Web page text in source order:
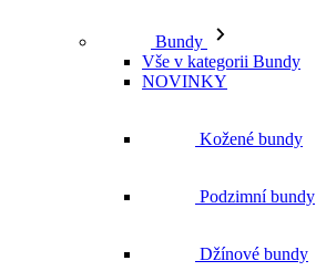
Bundy
Vše v kategorii Bundy
NOVINKY
Kožené bundy
Podzimní bundy
Džínové bundy